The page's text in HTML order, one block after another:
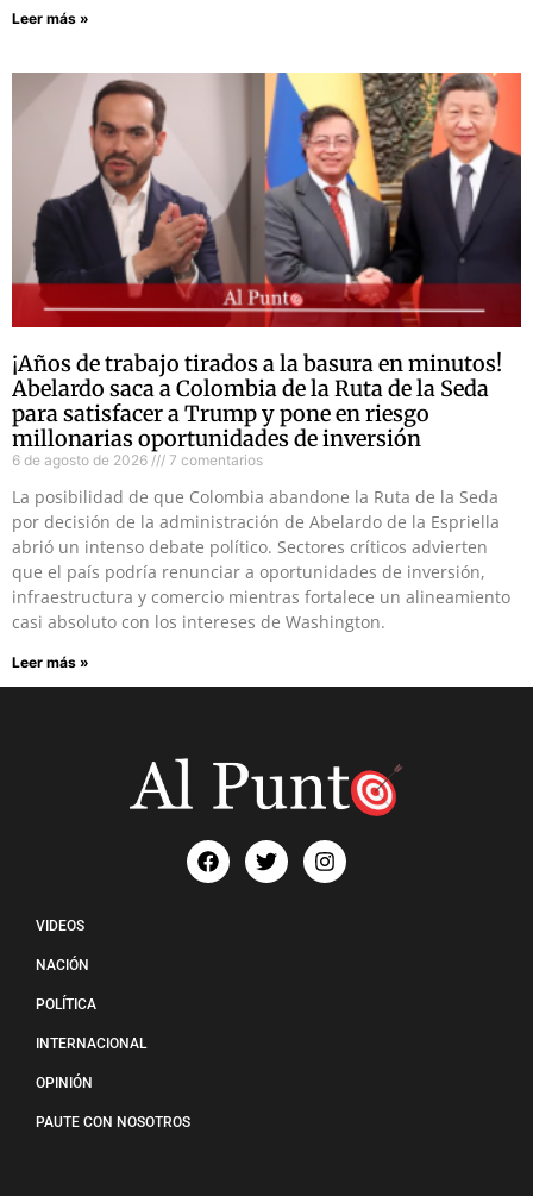
Leer más »
¡Años de trabajo tirados a la basura en minutos!
Abelardo saca a Colombia de la Ruta de la Seda
para satisfacer a Trump y pone en riesgo
millonarias oportunidades de inversión
6 de agosto de 2026 7 comentarios
La posibilidad de que Colombia abandone la Ruta de la Seda
por decisión de la administración de Abelardo de la Espriella
abrió un intenso debate político. Sectores críticos advierten
que el país podría renunciar a oportunidades de inversión,
infraestructura y comercio mientras fortalece un alineamiento
casi absoluto con los intereses de Washington.
Leer más »
VIDEOS
NACIÓN
POLÍTICA
INTERNACIONAL
OPINIÓN
PAUTE CON NOSOTROS